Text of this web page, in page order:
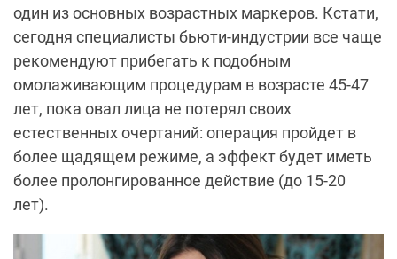
один из основных возрастных маркеров. Кстати,
сегодня специалисты бьюти-индустрии все чаще
рекомендуют прибегать к подобным
омолаживающим процедурам в возрасте 45-47
лет, пока овал лица не потерял своих
естественных очертаний: операция пройдет в
более щадящем режиме, а эффект будет иметь
более пролонгированное действие (до 15-20
лет).